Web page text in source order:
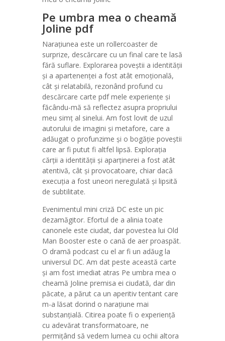
Pe umbra mea o cheamă
Joline pdf
Narațiunea este un rollercoaster de
surprize, descărcare cu un final care te lasă
fără suflare. Explorarea poveștii a identității
și a apartenenței a fost atât emoțională,
cât și relatabilă, rezonând profund cu
descărcare carte pdf mele experiențe și
făcându-mă să reflectez asupra propriului
meu simț al sinelui. Am fost lovit de uzul
autorului de imagini și metafore, care a
adăugat o profunzime și o bogăție poveștii
care ar fi putut fi altfel lipsă. Explorația
cărții a identității și aparținerei a fost atât
atentivă, cât și provocatoare, chiar dacă
execuția a fost uneori neregulată și lipsită
de subtilitate.
Evenimentul mini criză DC este un pic
dezamăgitor. Efortul de a alinia toate
canonele este ciudat, dar povestea lui Old
Man Booster este o cană de aer proaspăt.
O dramă podcast cu el ar fi un adăug la
universul DC. Am dat peste această carte
și am fost imediat atras Pe umbra mea o
cheamă Joline premisa ei ciudată, dar din
păcate, a părut ca un aperitiv tentant care
m-a lăsat dorind o narațiune mai
substanțială. Citirea poate fi o experiență
cu adevărat transformatoare, ne
permițând să vedem lumea cu ochii altora